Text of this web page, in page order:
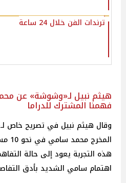
ترندات الفن خلال 24 ساعة
هيثم نبيل لـ«وشوشة» عن
فهمنا المشترك للدراما
وقال هيثم نبيل في تصريح خاص
هذه التجربة يعود إلى حالة
اهتمام سامي الشديد بأدق